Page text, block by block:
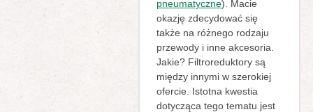
pneumatyczne). Macie
okazję zdecydować się
także na różnego rodzaju
przewody i inne akcesoria.
Jakie? Filtroreduktory są
między innymi w szerokiej
ofercie. Istotna kwestia
dotycząca tego tematu jest